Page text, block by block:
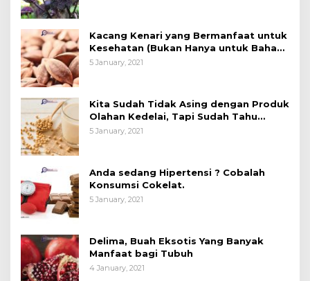
Kacang Kenari yang Bermanfaat untuk
Kesehatan (Bukan Hanya untuk Bahan
Kue)
5 January, 2021
Kita Sudah Tidak Asing dengan Produk
Olahan Kedelai, Tapi Sudah Tahu
Manfaatnya untuk Kesehatan?
5 January, 2021
Anda sedang Hipertensi ? Cobalah
Konsumsi Cokelat.
5 January, 2021
Delima, Buah Eksotis Yang Banyak
Manfaat bagi Tubuh
4 January, 2021